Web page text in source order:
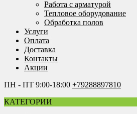
Работа с арматурой
Тепловое оборудование
Обработка полов
Услуги
Оплата
Доставка
Контакты
Акции
ПН - ПТ 9:00-18:00 +79288897810
КАТЕГОРИИ